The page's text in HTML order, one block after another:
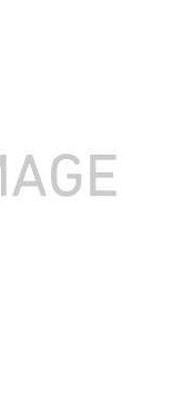
楽天で詳細を見る